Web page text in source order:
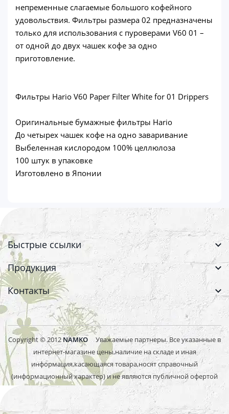
непременные слагаемые большого кофейного
удовольствия. Фильтры размера 02 предназначены
только для использования с пуроверами V60 01 –
от одной до двух чашек кофе за одно
приготовление.
Фильтры Hario V60 Paper Filter White for 01 Drippers
Оригинальные бумажные фильтры Hario
До четырех чашек кофе на одно заваривание
Выбеленная кислородом 100% целлюлоза
100 штук в упаковке
Изготовлено в Японии
Быстрые ссылки
Продукция
Контакты
Copyright © 2012 NAMKO Уважаемые партнеры. Все указанные в
интернет-магазине цены,наличие на складе и иная
информация,касающаяся товара,носят справочный
(информационный характер) и не являются публичной офертой